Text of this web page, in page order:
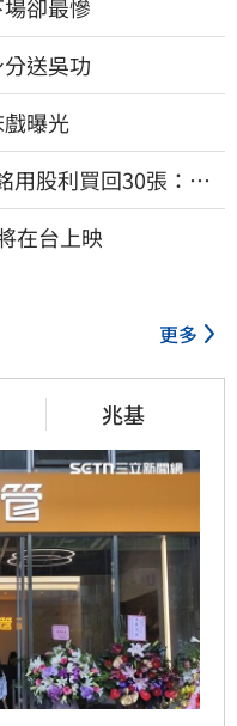
卻最慘
送吳功
曝光
用股利買回30張：堅
在台上映
更多
兆基